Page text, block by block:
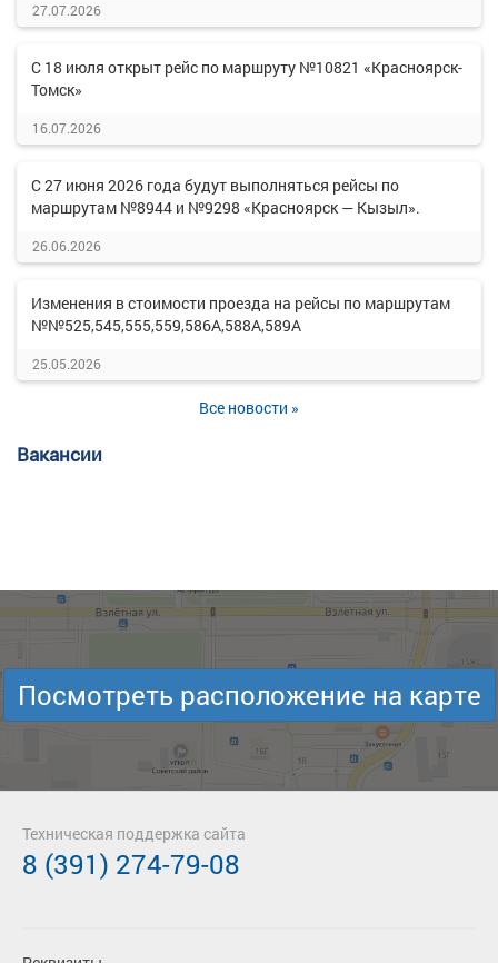
27.07.2026
С 18 июля открыт рейс по маршруту №10821 «Красноярск-
Томск»
16.07.2026
С 27 июня 2026 года будут выполняться рейсы по
маршрутам №8944 и №9298 «Красноярск — Кызыл».
26.06.2026
Изменения в стоимости проезда на рейсы по маршрутам
№№525,545,555,559,586А,588А,589А
25.05.2026
Все новости »
Вакансии
Посмотреть расположение на карте
Техническая поддержка сайта
8 (391) 274-79-08